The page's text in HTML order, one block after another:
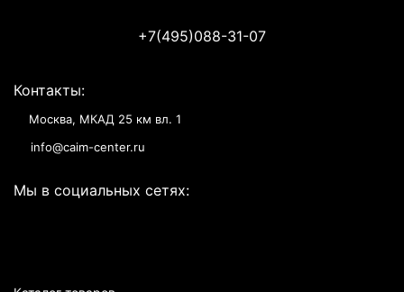
+7(495)088-31-07
Контакты:
Москва, МКАД 25 км вл. 1
info@caim-center.ru
Мы в социальных сетях: